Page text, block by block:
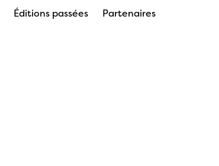
Éditions passées Partenaires